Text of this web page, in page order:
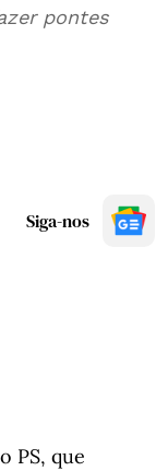
pontes
Siga-nos
PS, que